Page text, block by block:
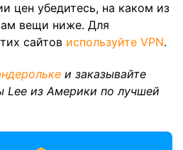
цен убедитесь, на каком из
вещи ниже. Для
сайтов используйте VPN.
и заказывайте
Lee из Америки по лучшей